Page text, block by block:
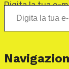
Digita la tua e-